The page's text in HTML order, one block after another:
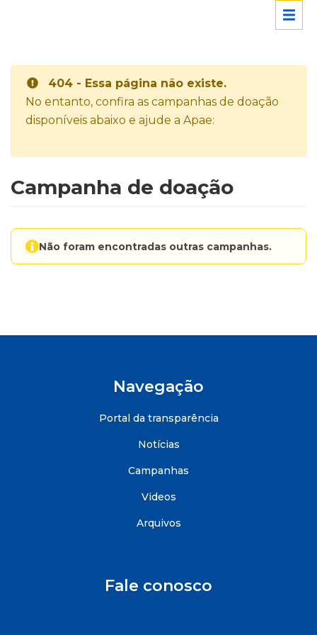
404 - Essa página não existe.
No entanto, confira as campanhas de doação
disponíveis abaixo e ajude a Apae:
Campanha de doação
Não foram encontradas outras campanhas.
Navegação
Portal da transparência
Notícias
Campanhas
Videos
Arquivos
Fale conosco